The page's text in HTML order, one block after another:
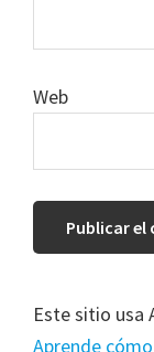
Web
Este sitio usa
Aprende